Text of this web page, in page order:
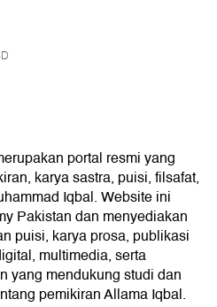
portal resmi yang
karya sastra, puisi, filsafat,
Iqbal. Website ini
Pakistan dan menyediakan
puisi, karya prosa, publikasi
multimedia, serta
yang mendukung studi dan
pemikiran Allama Iqbal.